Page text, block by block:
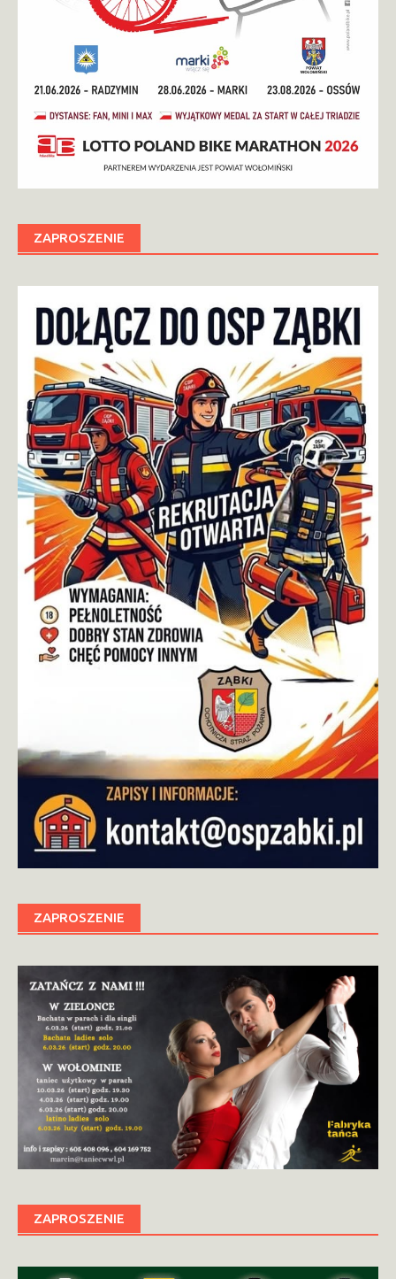
ZAPROSZENIE
ZAPROSZENIE
ZAPROSZENIE